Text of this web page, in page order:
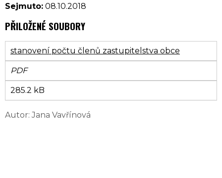
Sejmuto: 08.10.2018
PŘILOŽENÉ SOUBORY
stanovení počtu členů zastupitelstva obce
PDF
285.2 kB
Autor: Jana Vavřínová